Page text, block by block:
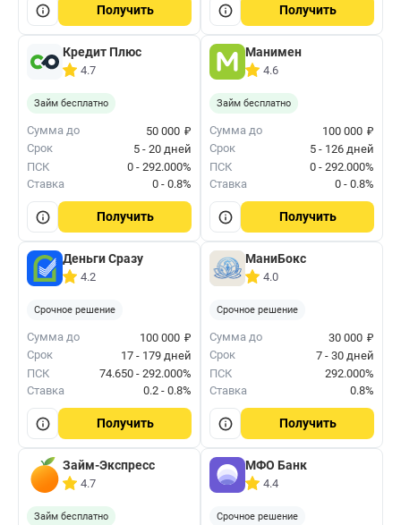
Получить Получить
Кредит Плюс
4.7
Займ бесплатно
Сумма до 50 000 ₽
Срок
5 - 20 дней
ПСК
0 - 292.000%
Ставка
0 - 0.8%
Получить
Манимен
4.6
Займ бесплатно
Сумма до 100 000 ₽
Срок
5 - 126 дней
ПСК
0 - 292.000%
Ставка
0 - 0.8%
Получить
Деньги Сразу
4.2
Срочное решение
Сумма до 100 000 ₽
Срок
17 - 179 дней
ПСК
74.650 - 292.000%
Ставка
0.2 - 0.8%
Получить
МаниБокс
4.0
Срочное решение
Сумма до 30 000 ₽
Срок
7 - 30 дней
ПСК
292.000%
Ставка
0.8%
Получить
Займ-Экспресс
4.7
Займ бесплатно
МФО Банк
4.4
Срочное решение